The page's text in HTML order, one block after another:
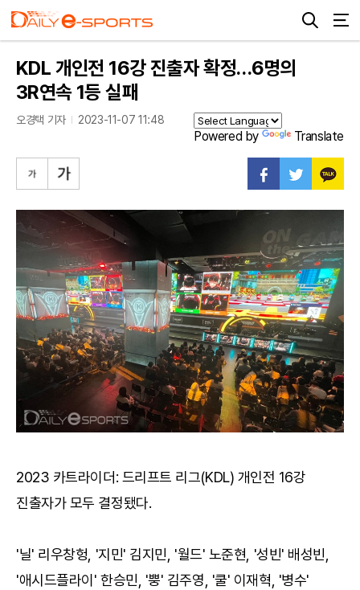
KDL 개인전 16강 진출자 확정…6명의
3R연속 1등 실패
오경택 기자 2023-11-07 11:48
Powered by Translate
2023 카트라이더: 드리프트 리그(KDL) 개인전 16강
진출자가 모두 결정됐다.
'닐' 리우창헝, '지민' 김지민, '월드' 노준현, '성빈' 배성빈,
'애시드플라이' 한승민, '뿡' 김주영, '쿨' 이재혁, '병수'